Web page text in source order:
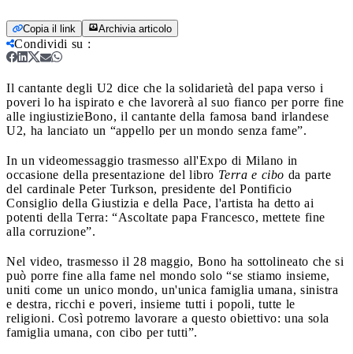
Copia il link Archivia articolo
Condividi su :
Il cantante degli U2 dice che la solidarietà del papa verso i
poveri lo ha ispirato e che lavorerà al suo fianco per porre fine
alle ingiustizieBono, il cantante della famosa band irlandese
U2, ha lanciato un “appello per un mondo senza fame”.
In un videomessaggio trasmesso all'Expo di Milano in
occasione della presentazione del libro Terra e cibo da parte
del cardinale Peter Turkson, presidente del Pontificio
Consiglio della Giustizia e della Pace, l'artista ha detto ai
potenti della Terra: “Ascoltate papa Francesco, mettete fine
alla corruzione”.
Nel video, trasmesso il 28 maggio, Bono ha sottolineato che si
può porre fine alla fame nel mondo solo “se stiamo insieme,
uniti come un unico mondo, un'unica famiglia umana, sinistra
e destra, ricchi e poveri, insieme tutti i popoli, tutte le
religioni. Così potremo lavorare a questo obiettivo: una sola
famiglia umana, con cibo per tutti”.